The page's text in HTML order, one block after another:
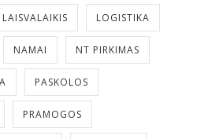
LAISVALAIKIS LOGISTIKA
NAMAI NT PIRKIMAS
PASKOLOS
PRAMOGOS